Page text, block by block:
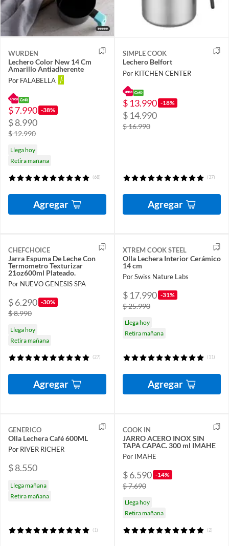
WURDEN
Lechero Color New 14 Cm
Amarillo Antiadherente
Por FALABELLA
$ 7.990 -38%
$ 8.990
$ 12.990
Llega hoy
Retira mañana
(68)
Agregar
SIMPLE COOK
Lechero Belfort
Por KITCHEN CENTER
$ 13.990 -18%
$ 14.990
$ 16.990
(37)
Agregar
CHEFCHOICE
Jarra Espuma De Leche Con
Termometro Texturizar
21oz600ml Plateado.
Por NUEVO GENESIS SPA
$ 6.290 -30%
$ 8.990
Llega hoy
Retira mañana
(27)
Agregar
XTREM COOK STEEL
Olla Lechera Interior Cerámico
14 cm
Por Swiss Nature Labs
$ 17.990 -31%
$ 25.990
Llega hoy
Retira mañana
(11)
Agregar
GENERICO
Olla Lechera Café 600ML
Por RIVER RICHER
$ 8.550
Llega mañana
Retira mañana
(1)
COOK IN
JARRO ACERO INOX SIN
TAPA CAPAC. 300 ml IMAHE
Por IMAHE
$ 6.590 -14%
$ 7.690
Llega hoy
Retira mañana
(2)